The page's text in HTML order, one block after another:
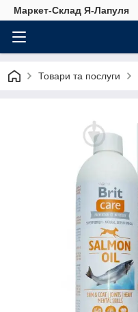
Маркет-Склад Я-Лапуля
Товари та послуги